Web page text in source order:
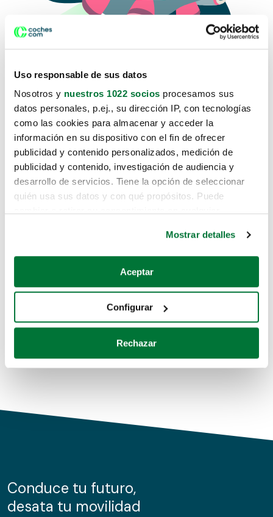
Uso responsable de sus datos
Nosotros y nuestros 1022 socios procesamos sus
datos personales, p.ej., su dirección IP, con tecnologías
como las cookies para almacenar y acceder la
información en su dispositivo con el fin de ofrecer
publicidad y contenido personalizados, medición de
publicidad y contenido, investigación de audiencia y
desarrollo de servicios. Tiene la opción de seleccionar
quién usa sus datos y con qué propósitos. Puede
Si lo permite, también quisiéramos:
Recopilar información sobre su ubicación geográfica
Identificar su dispositivo analizándolo activamente
para buscar características específicas (huellas
Obtenga más información sobre cómo se procesan sus
de cookies.
información sobre el uso que haga del sitio web con
nuestros partners de redes sociales, publicidad y análisis
Mostrar detalles
Aceptar
Configurar
Rechazar
Lo sentimos, no sabemos como
te hemos traido hasta aquí.
Pero puedes encontrar el coche que estás
buscando en alguno de estos enlaces:
Coches de segunda mano
Coches de km0
Conduce tu futuro,
desata tu movilidad